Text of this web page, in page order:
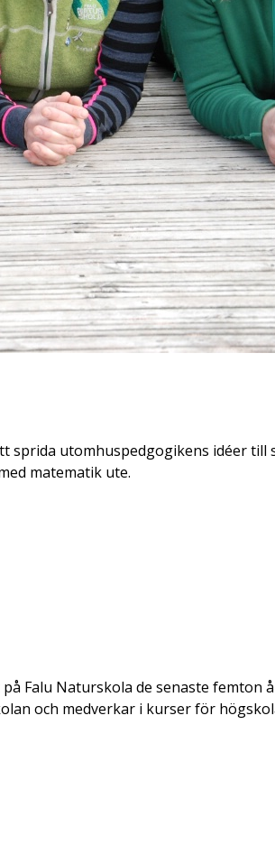
sprida utomhuspedgogikens idéer till
matematik ute.
Falu Naturskola de senaste femton
och medverkar i kurser för